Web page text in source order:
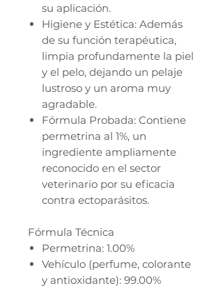
su aplicación.
Higiene y Estética: Además
de su función terapéutica,
limpia profundamente la piel
y el pelo, dejando un pelaje
lustroso y un aroma muy
agradable.
Fórmula Probada: Contiene
permetrina al 1%, un
ingrediente ampliamente
reconocido en el sector
veterinario por su eficacia
contra ectoparásitos.
Fórmula Técnica
Permetrina: 1.00%
Vehículo (perfume, colorante
y antioxidante): 99.00%